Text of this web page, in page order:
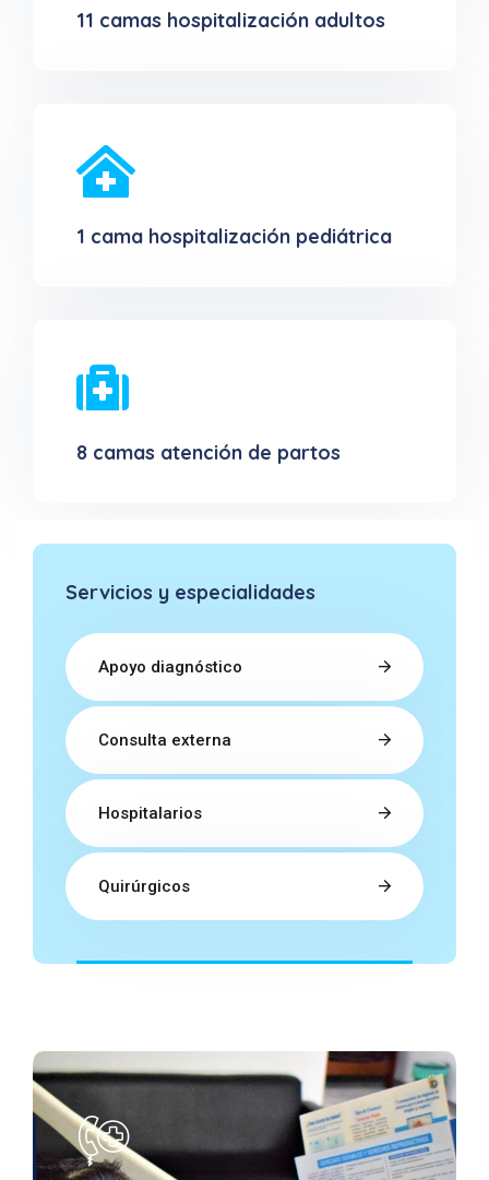
11 camas hospitalización adultos
1 cama hospitalización pediátrica
8 camas atención de partos
Servicios y especialidades
Apoyo diagnóstico
Consulta externa
Hospitalarios
Quirúrgicos